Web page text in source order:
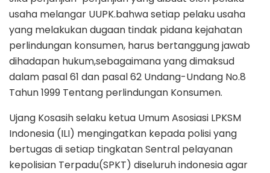
usaha melangar UUPK.bahwa setiap pelaku usaha
yang melakukan dugaan tindak pidana kejahatan
perlindungan konsumen, harus bertanggung jawab
dihadapan hukum,sebagaimana yang dimaksud
dalam pasal 61 dan pasal 62 Undang-Undang No.8
Tahun 1999 Tentang perlindungan Konsumen.
Ujang Kosasih selaku ketua Umum Asosiasi LPKSM
Indonesia (ILI) mengingatkan kepada polisi yang
bertugas di setiap tingkatan Sentral pelayanan
kepolisian Terpadu(SPKT) diseluruh indonesia agar